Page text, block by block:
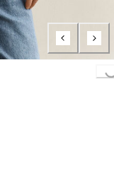
Loading...